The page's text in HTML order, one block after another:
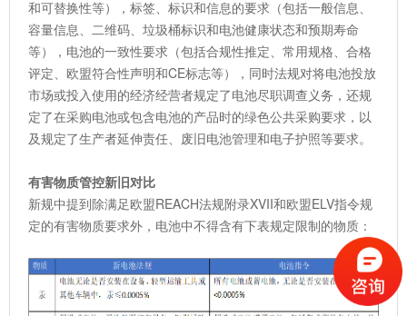
和可替换性等），标签、标识和信息的要求（包括一般信息、
容量信息、二维码、垃圾桶标识和电池健康状态和预期寿命
等），电池的一致性要求（包括合规性推定、常用规格、合格
评定、欧盟符合性声明和CE标志等），同时法规对将电池投放
市场或投入使用的经济经营者规定了电池尽职调查义务，还规
定了在采购电池或包含电池的产品时的绿色公共采购要求，以
及规定了生产者延伸责任、废旧电池管理和电子护照等要求。
有害物质管控新旧对比
新规中提到除满足欧盟REACH法规附录XVII和欧盟ELV指令规
定的有害物质要求外，电池中不得含有下表规定限制的物质：